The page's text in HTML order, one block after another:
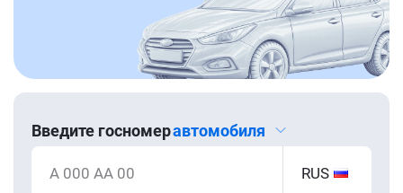
Введите госномеравтомобиля
А 000 АА 00 RUS